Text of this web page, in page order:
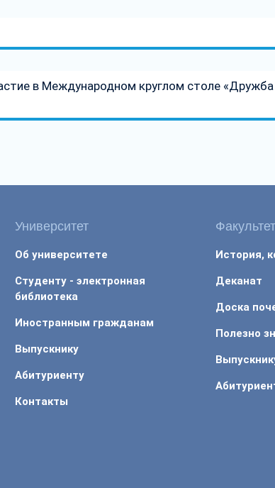
в Международном круглом столе «Дружба
Университет
Об университете
Студенту - электронная
библиотека
Иностранным гражданам
Выпускнику
Абитуриенту
Контакты
Факультет
История,
Деканат
Доска
Полезно